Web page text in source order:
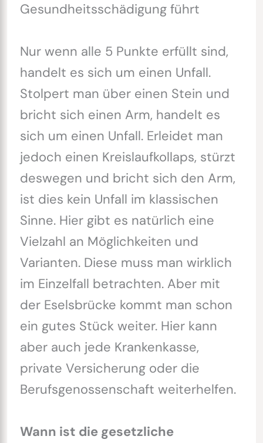
Gesundheitsschädigung führt
Nur wenn alle 5 Punkte erfüllt sind,
handelt es sich um einen Unfall.
Stolpert man über einen Stein und
bricht sich einen Arm, handelt es
sich um einen Unfall. Erleidet man
jedoch einen Kreislaufkollaps, stürzt
deswegen und bricht sich den Arm,
ist dies kein Unfall im klassischen
Sinne. Hier gibt es natürlich eine
Vielzahl an Möglichkeiten und
Varianten. Diese muss man wirklich
im Einzelfall betrachten. Aber mit
der Eselsbrücke kommt man schon
ein gutes Stück weiter. Hier kann
aber auch jede Krankenkasse,
private Versicherung oder die
Berufsgenossenschaft weiterhelfen.
Wann ist die gesetzliche